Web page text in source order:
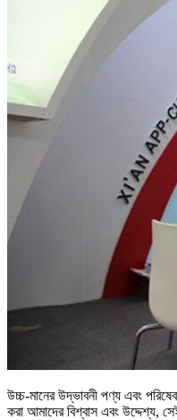
উচ্চ-মানের উদ্ভাবনী পণ্য এবং
করা আমাদের বিশ্বাস এবং উদ্দেশ্য,